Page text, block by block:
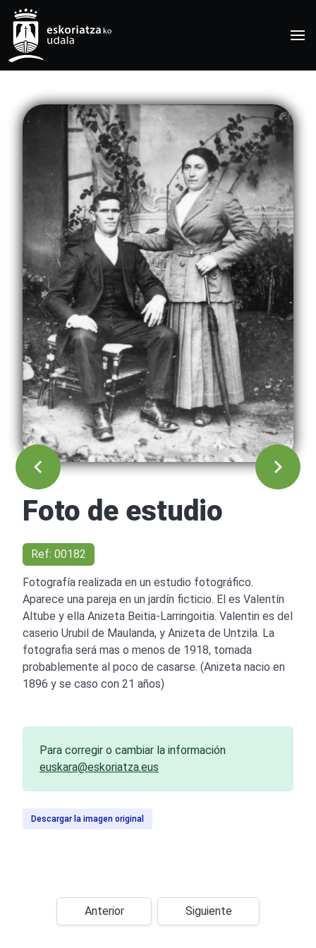
Foto de estudio
Ref: 00182
Fotografía realizada en un estudio fotográfico.
Aparece una pareja en un jardín ficticio. El es Valentín
Altube y ella Anizeta Beitia-Larringoitia. Valentin es del
caserio Urubil de Maulanda, y Anizeta de Untzila. La
fotografia será mas o menos de 1918, tomada
probablemente al poco de casarse. (Anizeta nacio en
1896 y se caso con 21 años)
Para corregir o cambiar la información
euskara@eskoriatza.eus
Descargar la imagen original
Anterior Siguiente